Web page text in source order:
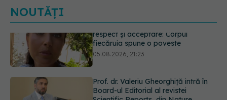
NOUTĂȚI
Prof. dr. Valeriu Gheorghiță intră în
Board-ul Editorial al revistei
05.08.2026, 21:09